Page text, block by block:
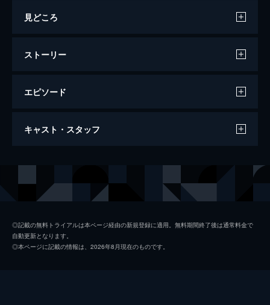
見どころ
ストーリー
エピソード
白鯨との闘い
キャスト・スタッフ
ジョージ・ポラード
◎記載の無料トライアルは本ページ経由の新規登録に適用。無料期間終了後は通常料金で
自動更新となります。
◎本ページに記載の情報は、2026年8月現在のものです。